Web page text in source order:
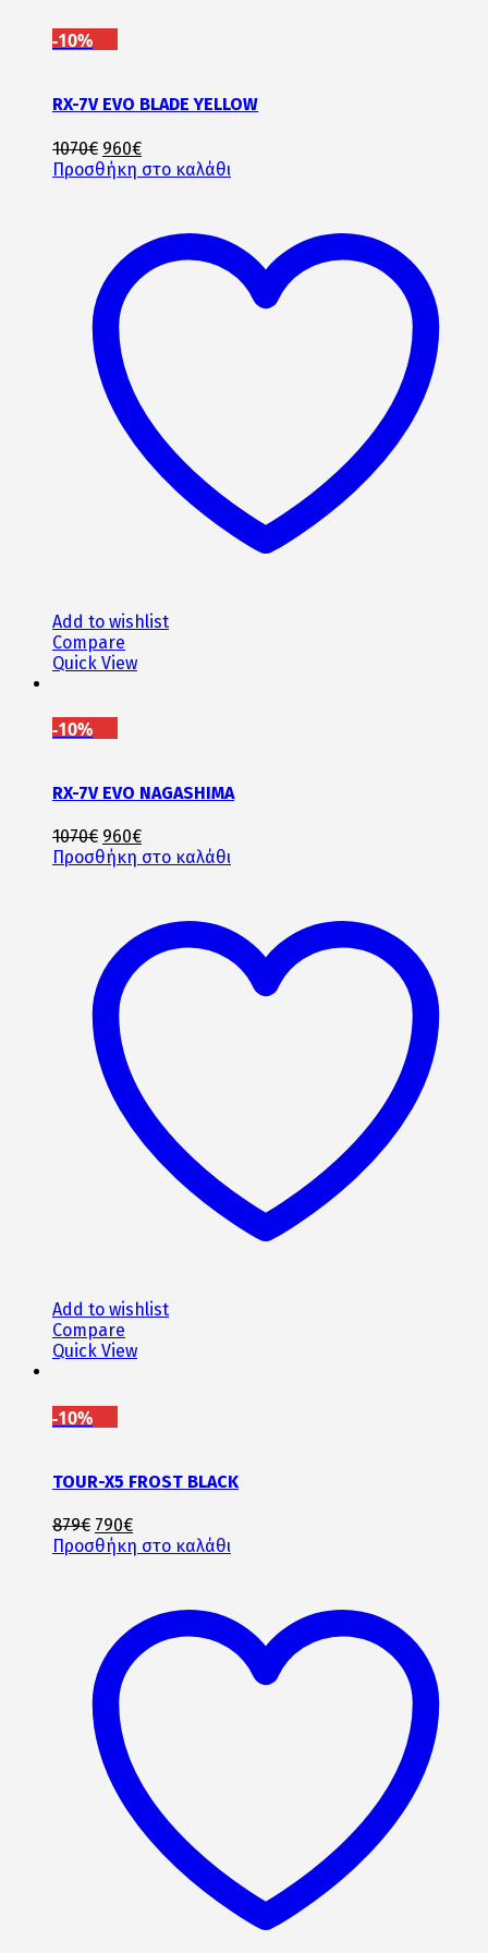
-10%
RX-7V EVO BLADE YELLOW
1070€ Original
price
960€Η
τρέχουσα
960€.
Προσθήκη στο καλάθι
Add to wishlist
Compare
Quick View
-10%
RX-7V EVO NAGASHIMA
1070€ Original
price
960€Η
τρέχουσα
960€.
Προσθήκη στο καλάθι
Add to wishlist
Compare
Quick View
-10%
TOUR-X5 FROST BLACK
879€ Original
price
790€Η
τρέχουσα
790€.
Προσθήκη στο καλάθι